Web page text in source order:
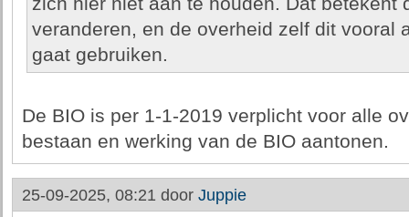
veranderen, en de overheid zelf dit vooral
gaat gebruiken.
De BIO is per 1-1-2019 verplicht voor alle
bestaan en werking van de BIO aantonen.
25-09-2025, 08:21 door Juppie